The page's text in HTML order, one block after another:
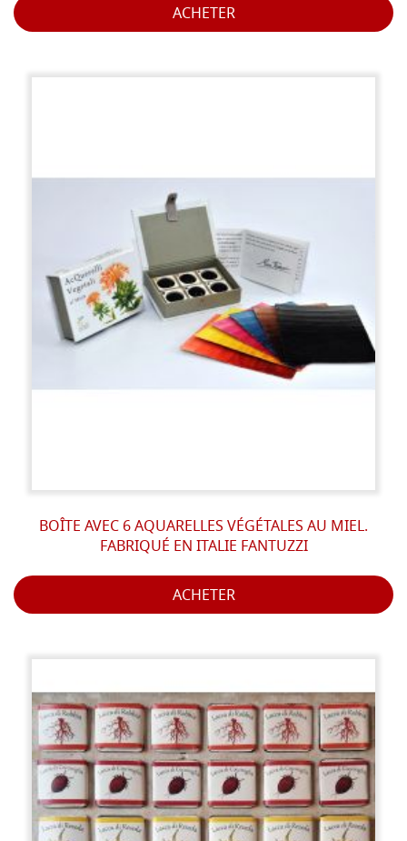
ACHETER
BOÎTE AVEC 6 AQUARELLES VÉGÉTALES AU MIEL.
FABRIQUÉ EN ITALIE FANTUZZI
ACHETER